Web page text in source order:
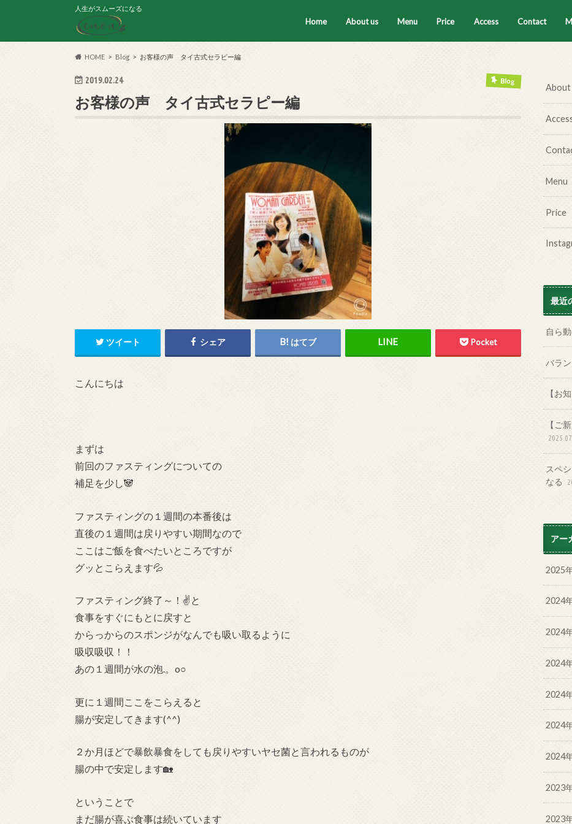
人生がスムーズになる
Home About us
セラピスト
ティートータル
Menu
腸もみ
ハーブテント
タイ古式マッサージ
ハーブボール
Price Access Contact
HOME Blog お客様の声 タイ古式セラピー編
2019.02.24 Blog
お客様の声 タイ古式セラピー編
ツイート シェア はてブ Pocket
こんにちは
まずは
前回のファスティングについての
補足を少し🐼
ファスティングの１週間の本番後は
直後の１週間は戻りやすい期間なので
ここはご飯を食べたいところですが
グッとこらえます💦
ファスティング終了～！✌と
食事をすぐにもとに戻すと
からっからのスポンジがなんでも吸い取るように
吸収吸収！！
あの１週間が水の泡.。o○
更に１週間ここをこらえると
腸が安定してきます(^^)
２か月ほどで暴飲暴食をしても戻りやすいヤセ菌と言われるものが
腸の中で安定します🏡
ということで
まだ腸が喜ぶ食事は続いています
About
Menu
Price
最近
自ら動
バラ
【お
【ご
スペ
なる
アー
2025
2024
2024
2024
2024
2024
2024
2023
2023